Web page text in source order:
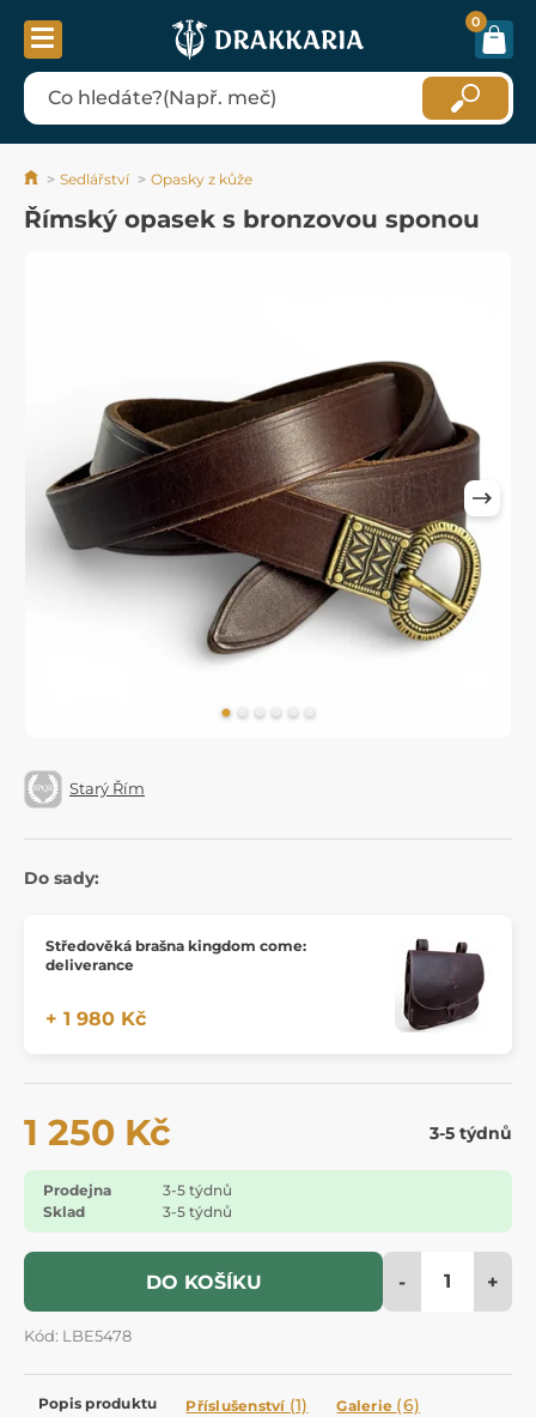
0
Sedlářství Opasky z kůže
Římský opasek s bronzovou sponou
Starý Řím
Do sady:
Středověká brašna kingdom come:
deliverance
+ 1 980 Kč
1 250 Kč 3-5 týdnů
Prodejna
3-5 týdnů
Sklad
3-5 týdnů
DO KOŠÍKU - +
Kód: LBE5478
Popis produktu Příslušenství (1) Galerie (6)